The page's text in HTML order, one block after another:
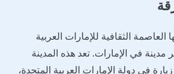
العاصمة الثقافية للإمارات العربية
مدينة في الإمارات. تعد هذه المدينة
في دولة الإمارات العربية المتحدة،